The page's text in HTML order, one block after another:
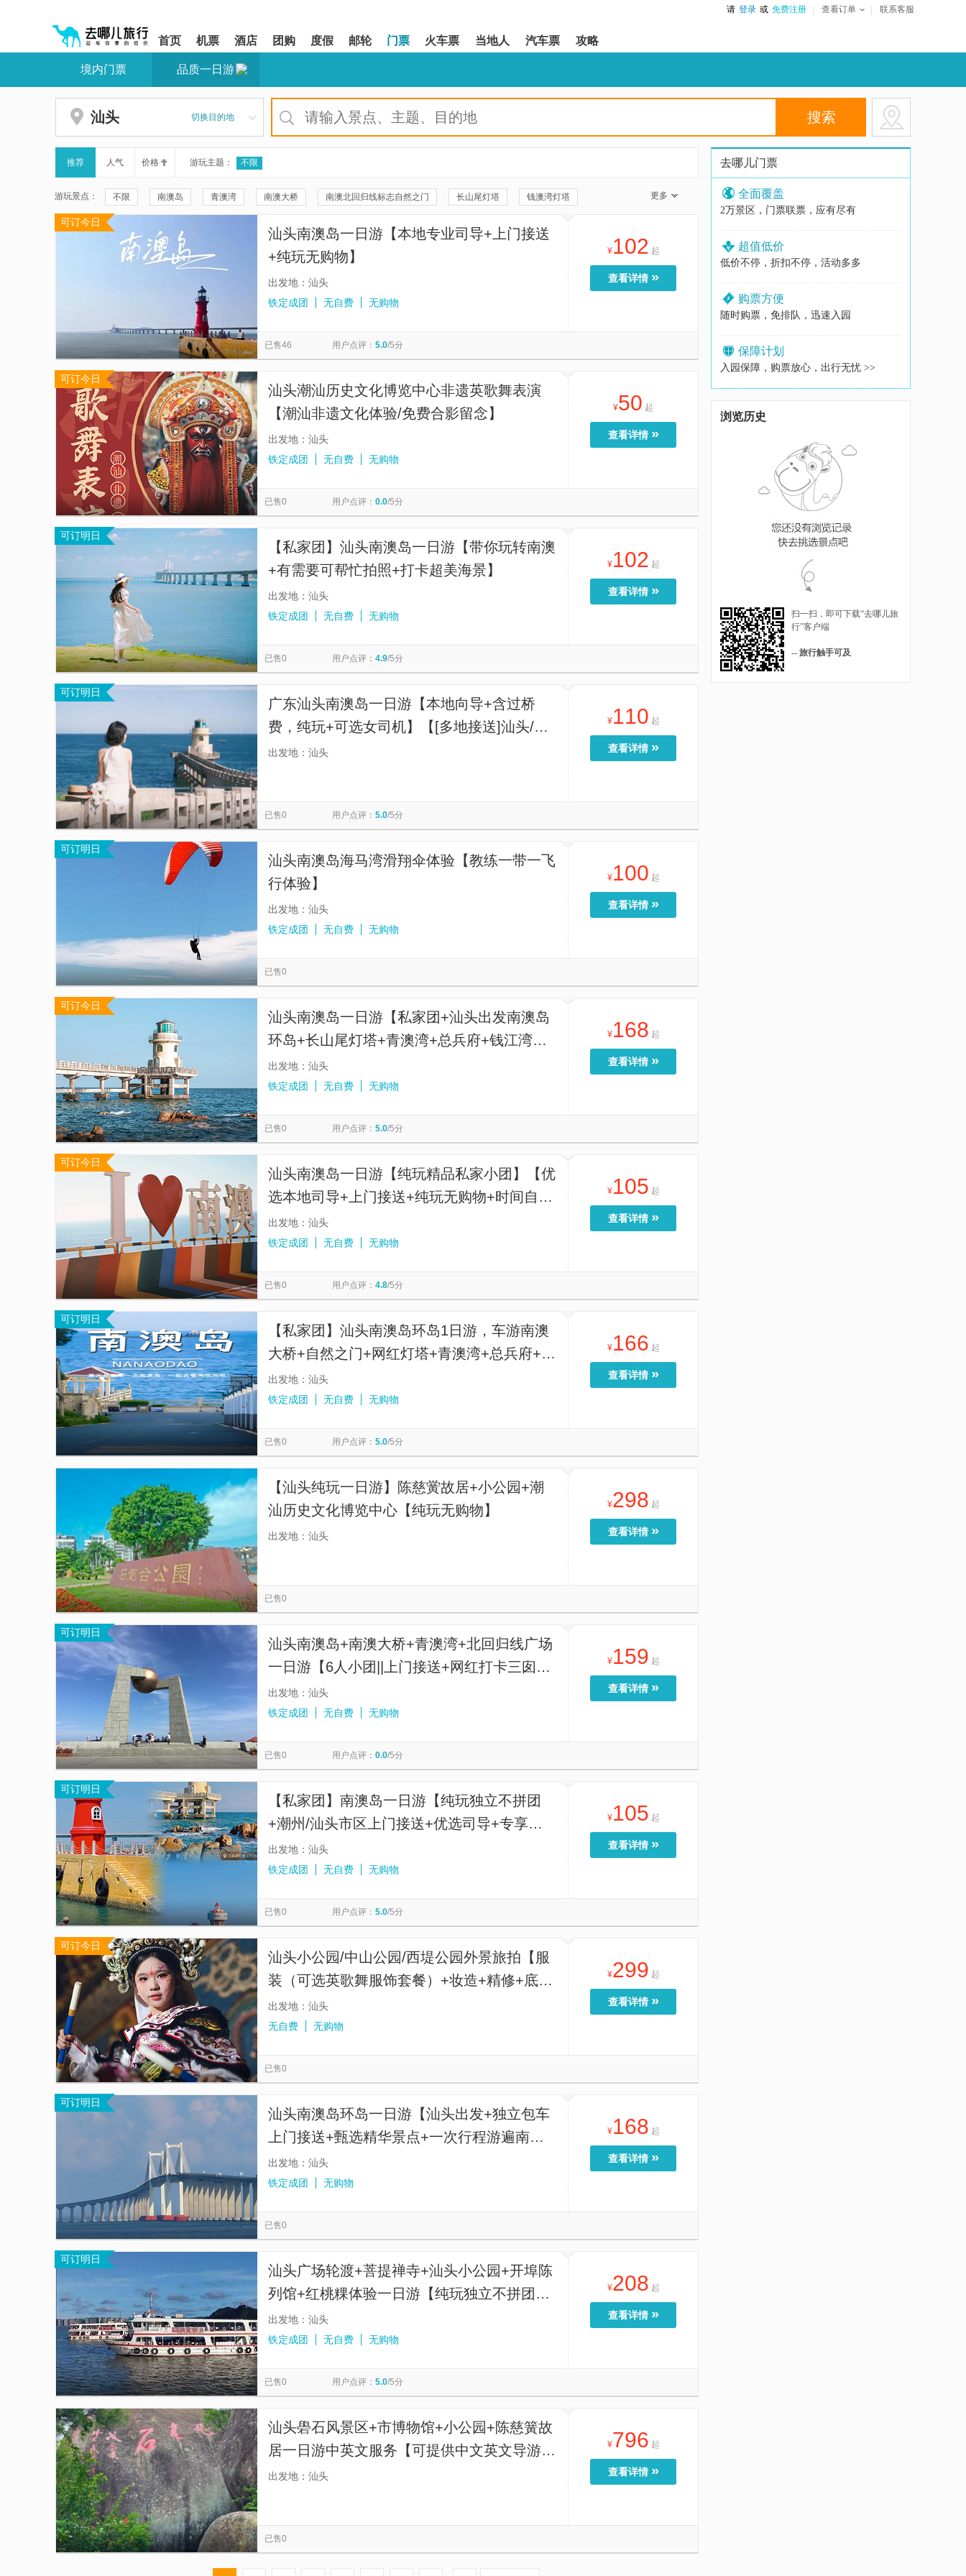
您
站
区,
本
有
6
览
信
请 登录 或 免费注册 查看订单 联系客服
首页 机票 酒店 团购 度假 邮轮 门票 火车票 当地人 汽车票 攻略
您
站
区
境内门票 品质一日游
汕头 切换目的地
推荐 人气 价格 游玩主题： 不限
游玩景点： 不限 南澳岛 青澳湾 南澳大桥 南澳北回归线标志自然之门 长山尾灯塔 钱澳湾灯塔
澳门历史城区
澳门科学馆 澳门旅游塔 澳门氹仔客运码头 澳门大赛车博物馆 银河度假 M+
澳门金沙度假区
澳门伦敦人度假区 香港迪士尼乐园 香港摩天轮
田仔地质公园 香港港澳码头
金紫荆广场 星光大道 大屿山 太平山顶
香港海洋公园 浅水湾 港珠澳大桥香港口岸人工岛
更多
可订今日
汕头南澳岛一日游【本地专业司导+上门接送
+纯玩无购物】
出发地：汕头
铁定成团
无自费 无购物
¥102 起
查看详情 »
已售46 用户点评： 5.0/5分
可订今日
汕头潮汕历史文化博览中心非遗英歌舞表演
【潮汕非遗文化体验/免费合影留念】
出发地：汕头
铁定成团
无自费 无购物
¥50 起
查看详情 »
已售0 用户点评： 0.0/5分
可订明日
【私家团】汕头南澳岛一日游【带你玩转南澳
+有需要可帮忙拍照+打卡超美海景】
出发地：汕头
铁定成团
无自费 无购物
¥102 起
查看详情 »
已售0 用户点评： 4.9/5分
可订明日
广东汕头南澳岛一日游【本地向导+含过桥
费，纯玩+可选女司机】【[多地接送]汕头/潮
州/南澳岛/汕头站/揭阳机场/潮汕站范围均可
出发地：汕头
¥110 起
查看详情 »
已售0 用户点评： 5.0/5分
可订明日
汕头南澳岛海马湾滑翔伞体验【教练一带一飞
行体验】
出发地：汕头
铁定成团
无自费 无购物
¥100 起
查看详情 »
已售0
可订今日
汕头南澳岛一日游【私家团+汕头出发南澳岛
环岛+长山尾灯塔+青澳湾+总兵府+钱江湾沙
滩+钱澳湾灯塔+南澳大桥】
出发地：汕头
铁定成团
无自费 无购物
¥168 起
查看详情 »
已售0 用户点评： 5.0/5分
可订今日
汕头南澳岛一日游【纯玩精品私家小团】【优
选本地司导+上门接送+纯玩无购物+时间自
由】
出发地：汕头
铁定成团
无自费 无购物
¥105 起
查看详情 »
已售0 用户点评： 4.8/5分
可订明日
【私家团】汕头南澳岛环岛1日游，车游南澳
大桥+自然之门+网红灯塔+青澳湾+总兵府+彩
虹海，汕头/潮州上门接送
出发地：汕头
铁定成团
无自费 无购物
¥166 起
查看详情 »
已售0 用户点评： 5.0/5分
【汕头纯玩一日游】陈慈黉故居+小公园+潮
汕历史文化博览中心【纯玩无购物】
出发地：汕头
¥298 起
查看详情 »
已售0
可订明日
汕头南澳岛+南澳大桥+青澳湾+北回归线广场
一日游【6人小团||上门接送+网红打卡三囱崖
灯塔+孤独的树】
出发地：汕头
铁定成团
无自费 无购物
¥159 起
查看详情 »
已售0 用户点评： 0.0/5分
可订明日
【私家团】南澳岛一日游【纯玩独立不拼团
+潮州/汕头市区上门接送+优选司导+专享设
计精品线路】
出发地：汕头
铁定成团
无自费 无购物
¥105 起
查看详情 »
已售0 用户点评： 5.0/5分
可订今日
汕头小公园/中山公园/西堤公园外景旅拍【服
装（可选英歌舞服饰套餐）+妆造+精修+底片
3全送】
出发地：汕头
无自费
无购物
¥299 起
查看详情 »
已售0
可订明日
汕头南澳岛环岛一日游【汕头出发+独立包车
上门接送+甄选精华景点+一次行程游遍南澳
岛11大打卡点】
出发地：汕头
铁定成团
无购物
¥168 起
查看详情 »
已售0
可订明日
汕头广场轮渡+菩提禅寺+汕头小公园+开埠陈
列馆+红桃粿体验一日游【纯玩独立不拼团
+上门接送+优选司导+含船票】
出发地：汕头
铁定成团
无自费 无购物
¥208 起
查看详情 »
已售0 用户点评： 5.0/5分
汕头礐石风景区+市博物馆+小公园+陈慈簧故
居一日游中英文服务【可提供中文英文导游服
务-往返接送-可选导游】
出发地：汕头
¥796 起
查看详情 »
已售0
去哪儿门票
全面覆盖
2万景区，门票联票，应有尽有
超值低价
低价不停，折扣不停，活动多多
购票方便
随时购票，免排队，迅速入园
保障计划
入园保障，购票放心，出行无忧 >>
浏览历史
扫一扫，即可下载“去哪儿旅
行”客户端
-- 旅行触手可及